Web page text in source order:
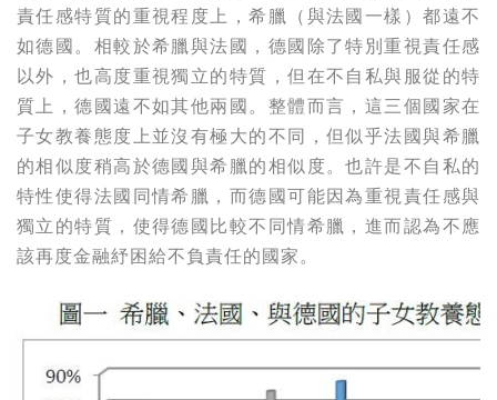
責任感特質的重視程度上，希臘（與法國一樣）都遠不
如德國。相較於希臘與法國，德國除了特別重視責任感
以外，也高度重視獨立的特質，但在不自私與服從的特
質上，德國遠不如其他兩國。整體而言，這三個國家在
子女教養態度上並沒有極大的不同，但似乎法國與希臘
的相似度稍高於德國與希臘的相似度。也許是不自私的
特性使得法國同情希臘，而德國可能因為重視責任感與
獨立的特質，使得德國比較不同情希臘，進而認為不應
該再度金融紓困給不負責任的國家。